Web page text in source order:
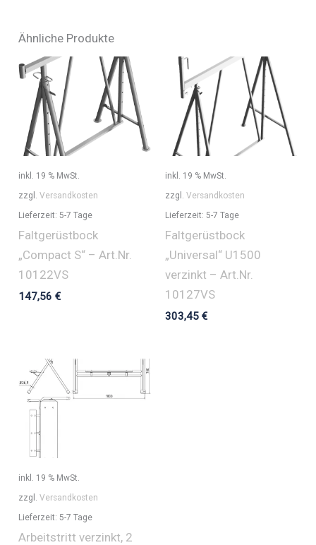
Ähnliche Produkte
inkl. 19 % MwSt.
zzgl.Versandkosten
Lieferzeit: 5-7 Tage
Faltgerüstbock
„Compact S“ – Art.Nr.
10122VS
147,56€
inkl. 19 % MwSt.
zzgl. Versandkosten
Lieferzeit: 5-7 Tage
Faltgerüstbock
„Universal“ U1500
verzinkt – Art.Nr.
10127VS
303,45 €
inkl. 19 % MwSt.
zzgl.Versandkosten
Lieferzeit: 5-7 Tage
Arbeitstritt verzinkt, 2